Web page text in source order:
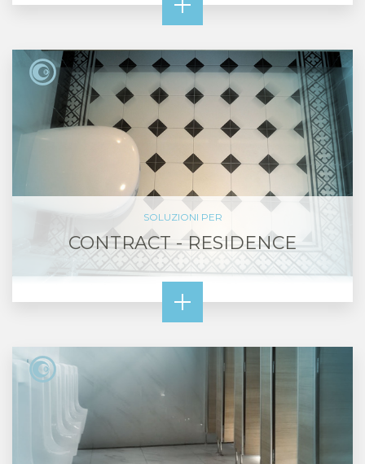
SOLUZIONI PER
CONTRACT - RESIDENCE